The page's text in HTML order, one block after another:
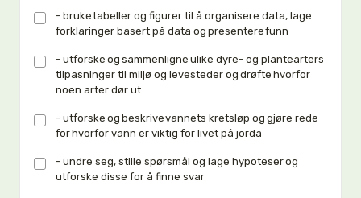
- bruke tabeller og figurer til å organisere data, lage
forklaringer basert på data og presentere funn
- utforske og sammenligne ulike dyre- og plantearters
tilpasninger til miljø og levesteder og drøfte hvorfor
noen arter dør ut
- utforske og beskrive vannets kretsløp og gjøre rede
for hvorfor vann er viktig for livet på jorda
- undre seg, stille spørsmål og lage hypoteser og
utforske disse for å finne svar